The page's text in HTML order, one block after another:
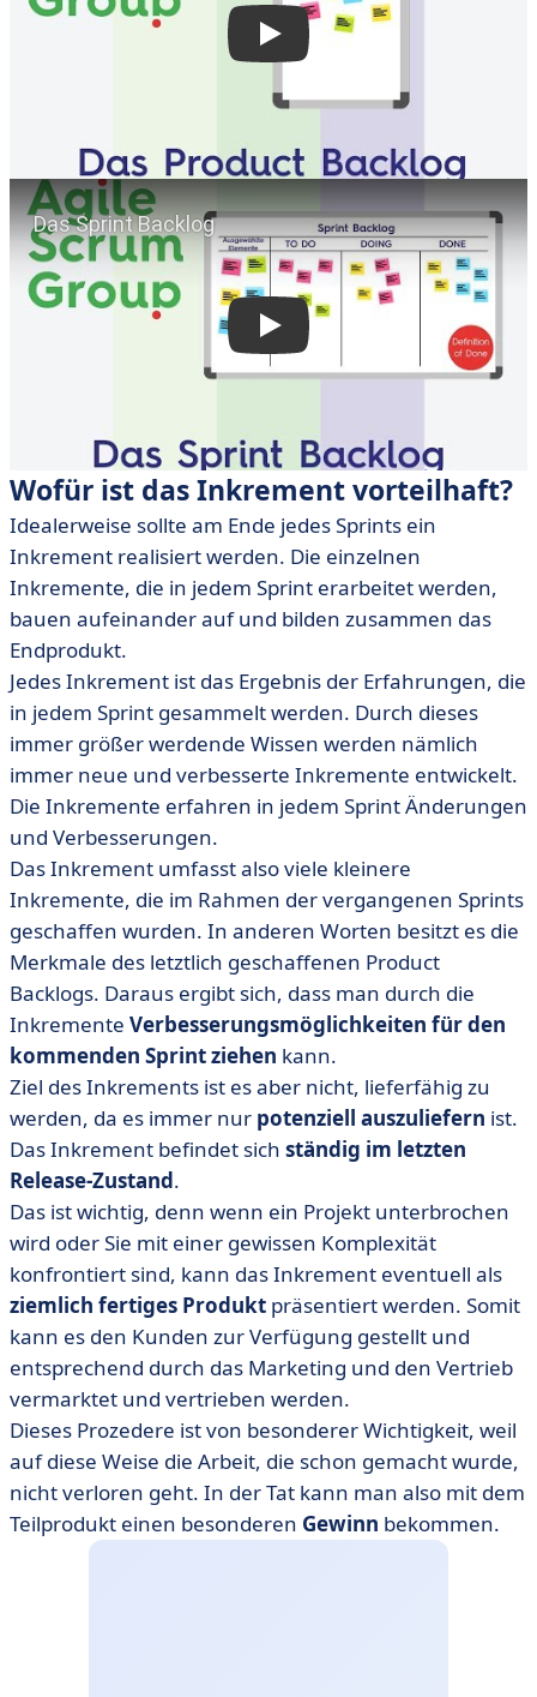
Wofür ist das Inkrement vorteilhaft?
Idealerweise sollte am Ende jedes Sprints ein
Inkrement realisiert werden. Die einzelnen
Inkremente, die in jedem Sprint erarbeitet werden,
bauen aufeinander auf und bilden zusammen das
Endprodukt.
Jedes Inkrement ist das Ergebnis der Erfahrungen, die
in jedem Sprint gesammelt werden. Durch dieses
immer größer werdende Wissen werden nämlich
immer neue und verbesserte Inkremente entwickelt.
Die Inkremente erfahren in jedem Sprint Änderungen
und Verbesserungen.
Das Inkrement umfasst also viele kleinere
Inkremente, die im Rahmen der vergangenen Sprints
geschaffen wurden. In anderen Worten besitzt es die
Merkmale des letztlich geschaffenen Product
Backlogs. Daraus ergibt sich, dass man durch die
Inkremente Verbesserungsmöglichkeiten für den
kommenden Sprint ziehen kann.
Ziel des Inkrements ist es aber nicht, lieferfähig zu
werden, da es immer nur potenziell auszuliefern ist.
Das Inkrement befindet sich ständig im letzten
Release-Zustand.
Das ist wichtig, denn wenn ein Projekt unterbrochen
wird oder Sie mit einer gewissen Komplexität
konfrontiert sind, kann das Inkrement eventuell als
ziemlich fertiges Produkt präsentiert werden. Somit
kann es den Kunden zur Verfügung gestellt und
entsprechend durch das Marketing und den Vertrieb
vermarktet und vertrieben werden.
Dieses Prozedere ist von besonderer Wichtigkeit, weil
auf diese Weise die Arbeit, die schon gemacht wurde,
nicht verloren geht. In der Tat kann man also mit dem
Teilprodukt einen besonderen Gewinn bekommen.